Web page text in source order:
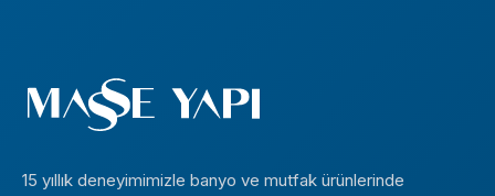
15 yıllık deneyimimizle banyo ve mutfak ürünlerinde